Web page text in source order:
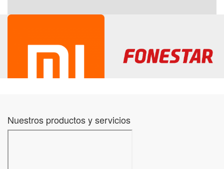
Nuestros productos y servicios